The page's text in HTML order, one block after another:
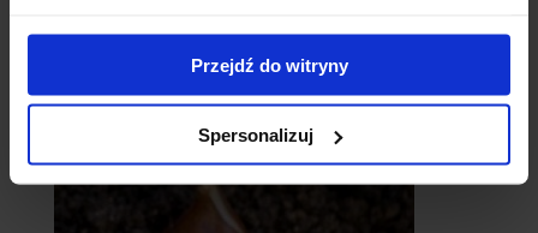
Przejdź do witryny
Spersonalizuj
catalpy